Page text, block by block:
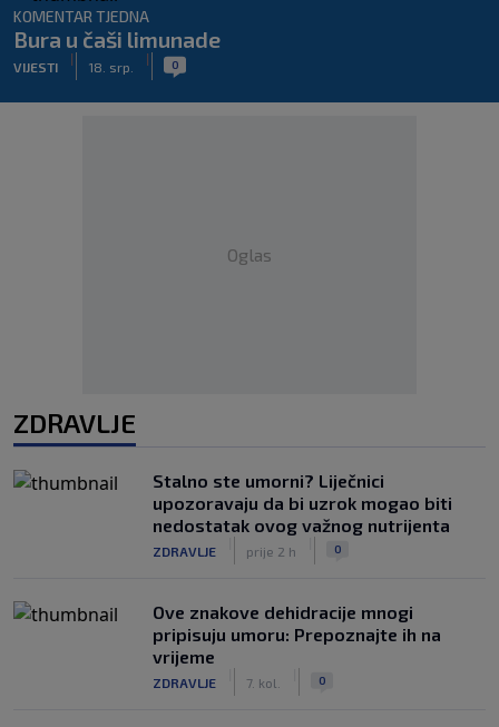
KOMENTAR TJEDNA
Bura u čaši limunade
VIJESTI
|
18. srp.
| 0
Oglas
ZDRAVLJE
Stalno ste umorni? Liječnici
upozoravaju da bi uzrok mogao biti
nedostatak ovog važnog nutrijenta
ZDRAVLJE prije 2 h 0
Ove znakove dehidracije mnogi
pripisuju umoru: Prepoznajte ih na
vrijeme
ZDRAVLJE 7. kol. 0